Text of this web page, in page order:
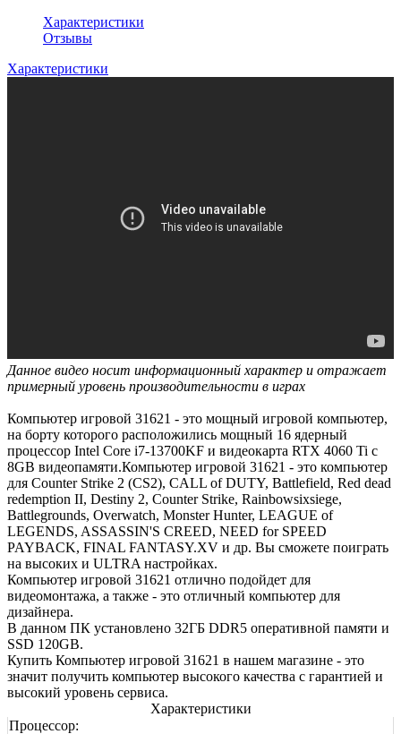
Характеристики
Отзывы
Характеристики
Данное видео носит информационный характер и отражает
примерный уровень производительности в играх
Компьютер игровой 31621 - это мощный игровой компьютер,
на борту которого расположились мощный 16 ядерный
процессор Intel Core i7-13700KF и видеокарта RTX 4060 Ti с
8GB видеопамяти.Компьютер игровой 31621 - это компьютер
для Counter Strike 2 (CS2), CALL of DUTY, Battlefield, Red dead
redemption II, Destiny 2, Counter Strike, Rainbowsixsiege,
Battlegrounds, Overwatch, Monster Hunter, LEAGUE of
LEGENDS, ASSASSIN'S CREED, NEED for SPEED
PAYBACK, FINAL FANTASY.XV и др. Вы сможете поиграть
на высоких и ULTRA настройках.
Компьютер игровой 31621 отлично подойдет для
видеомонтажа, а также - это отличный компьютер для
дизайнера.
В данном ПК установлено 32ГБ DDR5 оперативной памяти и
SSD 120GB.
Купить Компьютер игровой 31621 в нашем магазине - это
значит получить компьютер высокого качества с гарантией и
высокий уровень сервиса.
Характеристики
Процессор: